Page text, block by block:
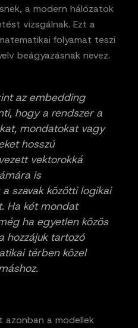
a modern hálózatok
vizsgálnak. Ezt a
folyamat teszi
beágyazásnak nevez.
az embedding
hogy a rendszer a
mondatokat vagy
hosszú
vektorokká
is
szavak közötti logikai
Ha két mondat
ha egyetlen közös
hozzájuk tartozó
térben közel
azonban a modellek